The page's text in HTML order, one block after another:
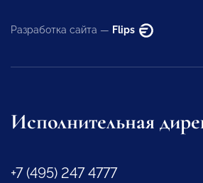
Разработка сайта — Flips
Исполнительная
+7 (495) 247 4777